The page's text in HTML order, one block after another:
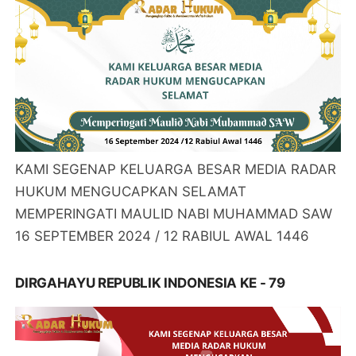
KAMI SEGENAP KELUARGA BESAR MEDIA RADAR
HUKUM MENGUCAPKAN SELAMAT
MEMPERINGATI MAULID NABI MUHAMMAD SAW
16 SEPTEMBER 2024 / 12 RABIUL AWAL 1446
DIRGAHAYU REPUBLIK INDONESIA KE - 79